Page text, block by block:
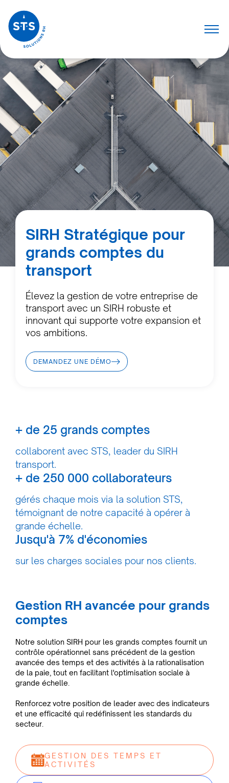
SIRH Stratégique pour
grands comptes du
transport
Élevez la gestion de votre entreprise de
transport avec un SIRH robuste et
innovant qui supporte votre expansion et
vos ambitions.
DEMANDEZ UNE DÉMO
+ de 25 grands comptes
collaborent avec STS, leader du SIRH
transport.
+ de 250 000 collaborateurs
gérés chaque mois via la solution STS,
témoignant de notre capacité à opérer à
grande échelle.
Jusqu'à 7% d'économies
sur les charges sociales pour nos clients.
Gestion RH avancée pour grands
comptes
Notre solution SIRH pour les grands comptes fournit un
contrôle opérationnel sans précédent de la gestion
avancée des temps et des activités à la rationalisation
de la paie, tout en facilitant l'optimisation sociale à
grande échelle.
Renforcez votre position de leader avec des indicateurs
et une efficacité qui redéfinissent les standards du
secteur.
GESTION DES TEMPS ET
ACTIVITÉS